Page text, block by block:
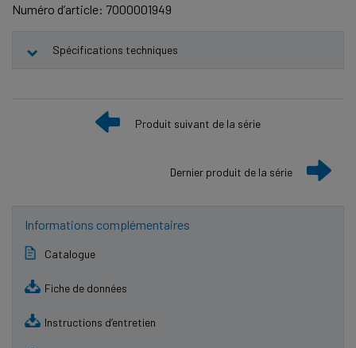
Numéro d’article: 7000001949
Spécifications techniques
Produit suivant de la série
Dernier produit de la série
Informations complémentaires
Catalogue
Fiche de données
Instructions d’entretien